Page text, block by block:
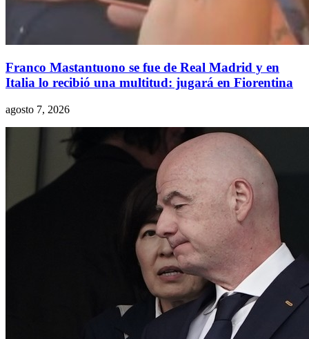
Franco Mastantuono se fue de Real Madrid y en
Italia lo recibió una multitud: jugará en Fiorentina
agosto 7, 2026